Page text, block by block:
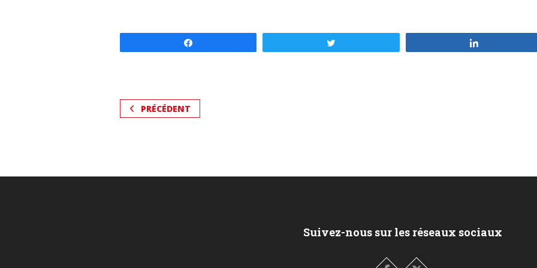
PRÉCÉDENT
Suivez-nous sur les réseaux sociaux